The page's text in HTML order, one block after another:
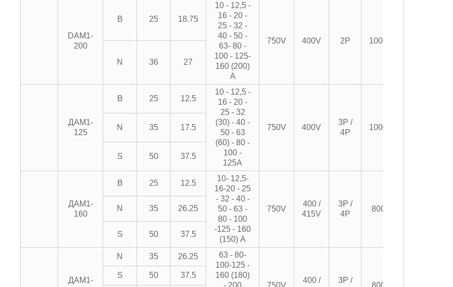
DAM1-
200
B 25 18.75
10 - 12,5 -
16 - 20 -
25 - 32 -
40 - 50 -
63- 80 -
100 - 125-
160 (200)
А
750V 400V 2P 10000
N 36 27
ДАМ1-
125
B 25 12.5
10 - 12,5 -
16 - 20 -
25 - 32
(30) - 40 -
50 - 63
(60) - 80 -
100 -
125A
750V 400V
3P /
4P
10000
N 35 17.5
S 50 37.5
ДАМ1-
160
B 25 12.5
10- 12,5-
16-20 - 25
- 32 - 40 -
50 - 63 -
80 - 100
-125 - 160
(150) А
750V
400 /
415V
3P /
4P
8000
N 35 26.25
S 50 37.5
ДАМ1-
N 35 26.25
63 - 80-
100-125 -
160 (180)
- 200
750V
400 /
3P /
8000
S 50 37.5